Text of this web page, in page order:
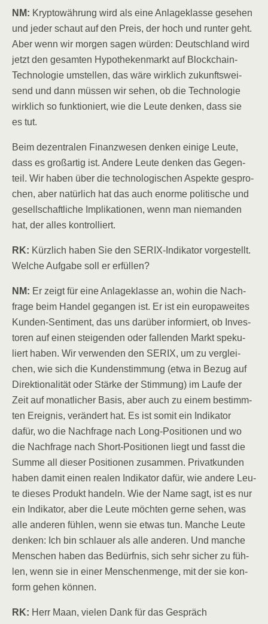
NM: Kryp­to­wäh­rung wird als eine Anla­ge­klas­se gese­hen
und jeder schaut auf den Preis, der hoch und run­ter geht.
Aber wenn wir mor­gen sagen wür­den: Deutsch­land wird
jetzt den gesam­ten Hypo­the­ken­markt auf Block­chain-
Tech­no­lo­gie umstel­len, das wäre wirk­lich zukunfts­wei­
send und dann müs­sen wir sehen, ob die Tech­no­lo­gie
wirk­lich so funk­tio­niert, wie die Leu­te den­ken, dass sie
es tut.
Beim dezen­tra­len Finanz­we­sen den­ken eini­ge Leu­te,
dass es groß­ar­tig ist. Ande­re Leu­te den­ken das Gegen­
teil. Wir haben über die tech­no­lo­gi­schen Aspek­te gespro­
chen, aber natür­lich hat das auch enor­me poli­ti­sche und
gesell­schaft­li­che Impli­ka­tio­nen, wenn man nie­man­den
hat, der alles kontrolliert.
RK: Kürz­lich haben Sie den SERIX-Indi­ka­tor vor­ge­stellt.
Wel­che Auf­ga­be soll er erfüllen?
NM: Er zeigt für eine Anla­ge­klas­se an, wohin die Nach­
fra­ge beim Han­del gegan­gen ist. Er ist ein euro­pa­wei­tes
Kun­den-Sen­ti­ment, das uns dar­über infor­miert, ob Inves­
to­ren auf einen stei­gen­den oder fal­len­den Markt spe­ku­
liert haben. Wir ver­wen­den den SERIX, um zu ver­glei­
chen, wie sich die Kun­den­stim­mung (etwa in Bezug auf
Direk­tio­na­li­tät oder Stär­ke der Stim­mung) im Lau­fe der
Zeit auf monat­li­cher Basis, aber auch zu einem bestimm­
ten Ereig­nis, ver­än­dert hat. Es ist somit ein Indi­ka­tor
dafür, wo die Nach­fra­ge nach Long-Posi­tio­nen und wo
die Nach­fra­ge nach Short-Posi­tio­nen liegt und fasst die
Sum­me all die­ser Posi­tio­nen zusam­men. Pri­vat­kun­den
haben damit einen rea­len Indi­ka­tor dafür, wie ande­re Leu­
te die­ses Pro­dukt han­deln. Wie der Name sagt, ist es nur
ein Indi­ka­tor, aber die Leu­te möch­ten ger­ne sehen, was
alle ande­ren füh­len, wenn sie etwas tun. Man­che Leu­te
den­ken: Ich bin schlau­er als alle ande­ren. Und man­che
Men­schen haben das Bedürf­nis, sich sehr sicher zu füh­
len, wenn sie in einer Men­schen­men­ge, mit der sie kon­
form gehen können.
RK: Herr Maan, vie­len Dank für das Gespräch